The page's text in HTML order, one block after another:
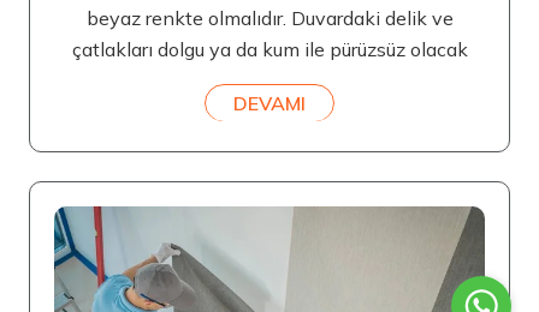
beyaz renkte olmalıdır. Duvardaki delik ve
çatlakları dolgu ya da kum ile pürüzsüz olacak
DEVAMI